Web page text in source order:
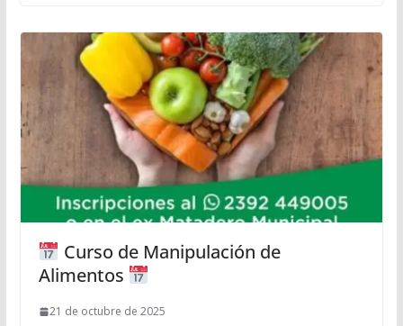
Curso de Manipulación de
Alimentos
21 de octubre de 2025